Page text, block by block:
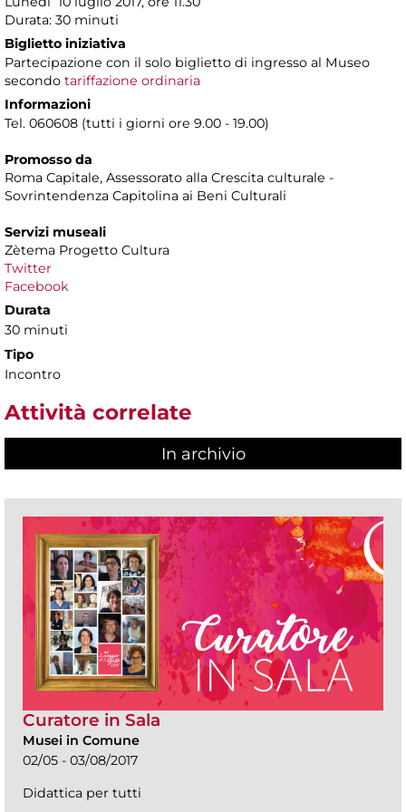
Durata: 30 minuti
Biglietto iniziativa
Partecipazione con il solo biglietto di ingresso al Museo
secondo tariffazione ordinaria
Informazioni
Tel. 060608 (tutti i giorni ore 9.00 - 19.00)
Promosso da
Roma Capitale, Assessorato alla Crescita culturale -
Sovrintendenza Capitolina ai Beni Culturali
Servizi museali
Zètema Progetto Cultura
Twitter
Facebook
Durata
30 minuti
Tipo
Incontro
Attività correlate
In archivio
Curatore in Sala
Musei in Comune
02/05 - 03/08/2017
Didattica per tutti